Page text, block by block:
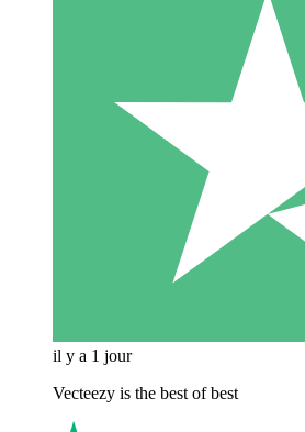
il y a 1 jour
Vecteezy is the best of best